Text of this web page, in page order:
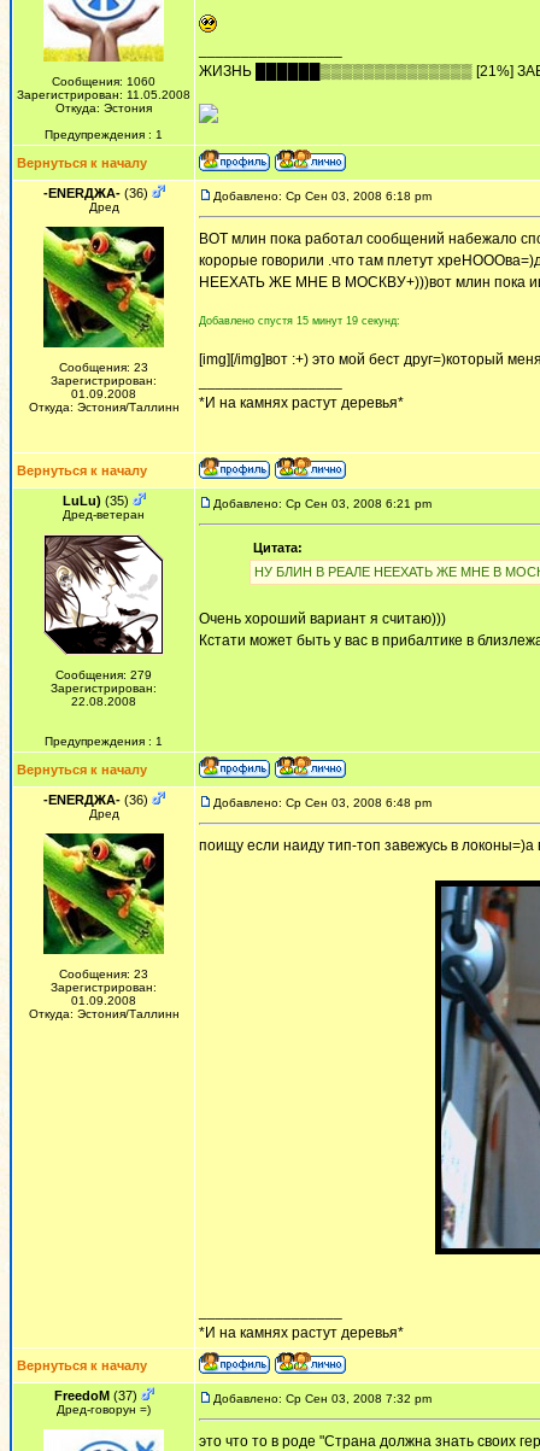
Сообщения: 1060
Зарегистрирован: 11.05.2008
Откуда: Эстония
Предупреждения : 1
ЖИЗHЬ ██████▒▒▒▒▒▒▒▒▒▒▒▒▒▒ [21%]
Вернуться к началу
-ENERДЖА-(36)
Дред
Сообщения: 23
Зарегистрирован:
01.09.2008
Откуда: Эстония/Таллинн
Добавлено: Ср Сен 03, 2008 6:18 pm
ВОТ млин пока работал сообщений набежало
корорые говорили .что там плетут
НЕЕХАТЬ ЖЕ МНЕ В МОСКВУ+)))вот млин пока
Добавлено спустя 15 минут 19 секунд:
[img][/img]вот :+) это мой бест друг=)который
*И на камнях растут деревья*
Вернуться к началу
LuLu) (35)
Дред-ветеран
Сообщения: 279
Зарегистрирован:
22.08.2008
Предупреждения : 1
Добавлено: Ср Сен 03, 2008 6:21 pm
Цитата:
НУ БЛИН В РЕАЛЕ НЕЕХАТЬ ЖЕ МНЕ В
Очень хороший вариант я считаю)))
Кстати может быть у вас в прибалтике в
Вернуться к началу
-ENERДЖА-(36)
Дред
Сообщения: 23
Зарегистрирован:
01.09.2008
Откуда: Эстония/Таллинн
Добавлено: Ср Сен 03, 2008 6:48 pm
поищу если наиду тип-топ завежусь в
*И на камнях растут деревья*
Вернуться к началу
FreedoM(37)
Дред-говорун =)
Добавлено: Ср Сен 03, 2008 7:32 pm
это что то в роде "Страна должна знать своих